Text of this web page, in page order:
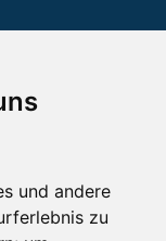
und andere
zu
Android - Ein